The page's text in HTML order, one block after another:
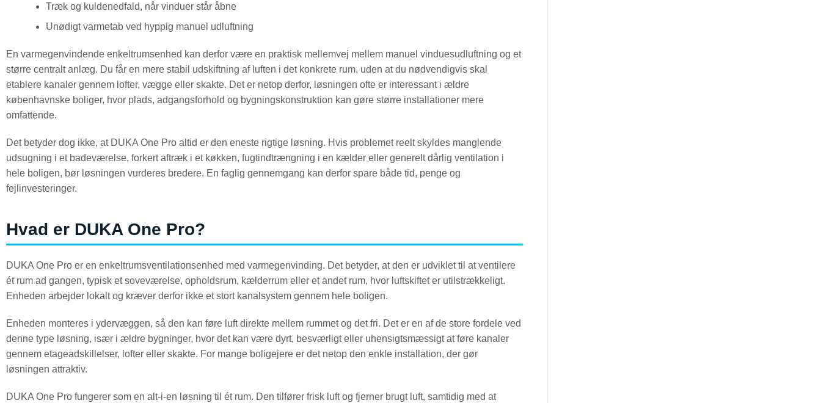
Træk og kuldenedfald, når vinduer står åbne
Unødigt varmetab ved hyppig manuel udluftning
En varmegenvindende enkeltrumsenhed kan derfor være en praktisk mellemvej mellem manuel vinduesudluftning og et
større centralt anlæg. Du får en mere stabil udskiftning af luften i det konkrete rum, uden at du nødvendigvis skal
etablere kanaler gennem lofter, vægge eller skakte. Det er netop derfor, løsningen ofte er interessant i ældre
københavnske boliger, hvor plads, adgangsforhold og bygningskonstruktion kan gøre større installationer mere
omfattende.
Det betyder dog ikke, at DUKA One Pro altid er den eneste rigtige løsning. Hvis problemet reelt skyldes manglende
udsugning i et badeværelse, forkert aftræk i et køkken, fugtindtrængning i en kælder eller generelt dårlig ventilation i
hele boligen, bør løsningen vurderes bredere. En faglig gennemgang kan derfor spare både tid, penge og
fejlinvesteringer.
Hvad er DUKA One Pro?
DUKA One Pro er en enkeltrumsventilationsenhed med varmegenvinding. Det betyder, at den er udviklet til at ventilere
ét rum ad gangen, typisk et soveværelse, opholdsrum, kælderrum eller et andet rum, hvor luftskiftet er utilstrækkeligt.
Enheden arbejder lokalt og kræver derfor ikke et stort kanalsystem gennem hele boligen.
Enheden monteres i ydervæggen, så den kan føre luft direkte mellem rummet og det fri. Det er en af de store fordele ved
denne type løsning, især i ældre bygninger, hvor det kan være dyrt, besværligt eller uhensigtsmæssigt at føre kanaler
gennem etageadskillelser, lofter eller skakte. For mange boligejere er det netop den enkle installation, der gør
løsningen attraktiv.
DUKA One Pro fungerer som en alt-i-en løsning til ét rum. Den tilfører frisk luft og fjerner brugt luft, samtidig med at